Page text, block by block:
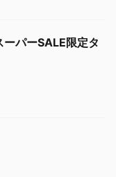
パーSALE限定タ